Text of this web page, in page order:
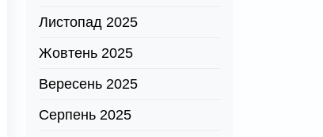
Листопад 2025
Жовтень 2025
Вересень 2025
Серпень 2025